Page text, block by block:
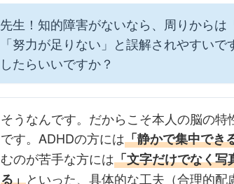
先生！知的障害がないなら、周りからは
「努力が足りない」と誤解されやすい
したらいいですか？
そうなんです。だからこそ本人の脳の特
です。ADHDの方には「静かで集中でき
むのが苦手な方には「文字だけでなく写
る」といった、具体的な工夫（合理的